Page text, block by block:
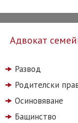
Адвокат
Развод
Родителски
Осиновяване
Бащинство